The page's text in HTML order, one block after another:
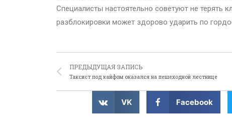
Специалисты настоятельно советуют не терять
разблокировки может здорово ударить по
ПРЕДЫДУЩАЯ ЗАПИСЬ
Таксист под кайфом оказался на пешеходной лестнице
VK Facebook